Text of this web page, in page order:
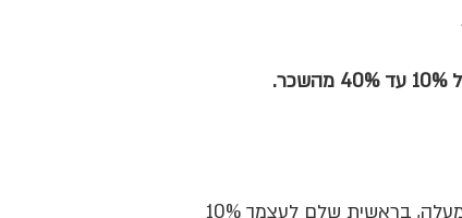
בראשית שלם לעצמך 10%